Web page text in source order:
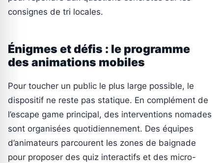
consignes de tri locales.
Énigmes et défis : le programme
des animations mobiles
Pour toucher un public le plus large possible, le
dispositif ne reste pas statique. En complément de
l’escape game principal, des interventions nomades
sont organisées quotidiennement. Des équipes
d’animateurs parcourent les zones de baignade
pour proposer des quiz interactifs et des micro-